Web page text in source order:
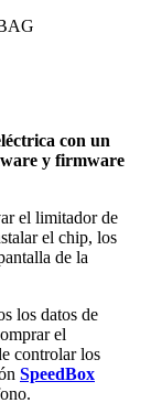
con un
y firmware
el limitador de
el chip, los
de la
los datos de
el
controlar los
SpeedBox